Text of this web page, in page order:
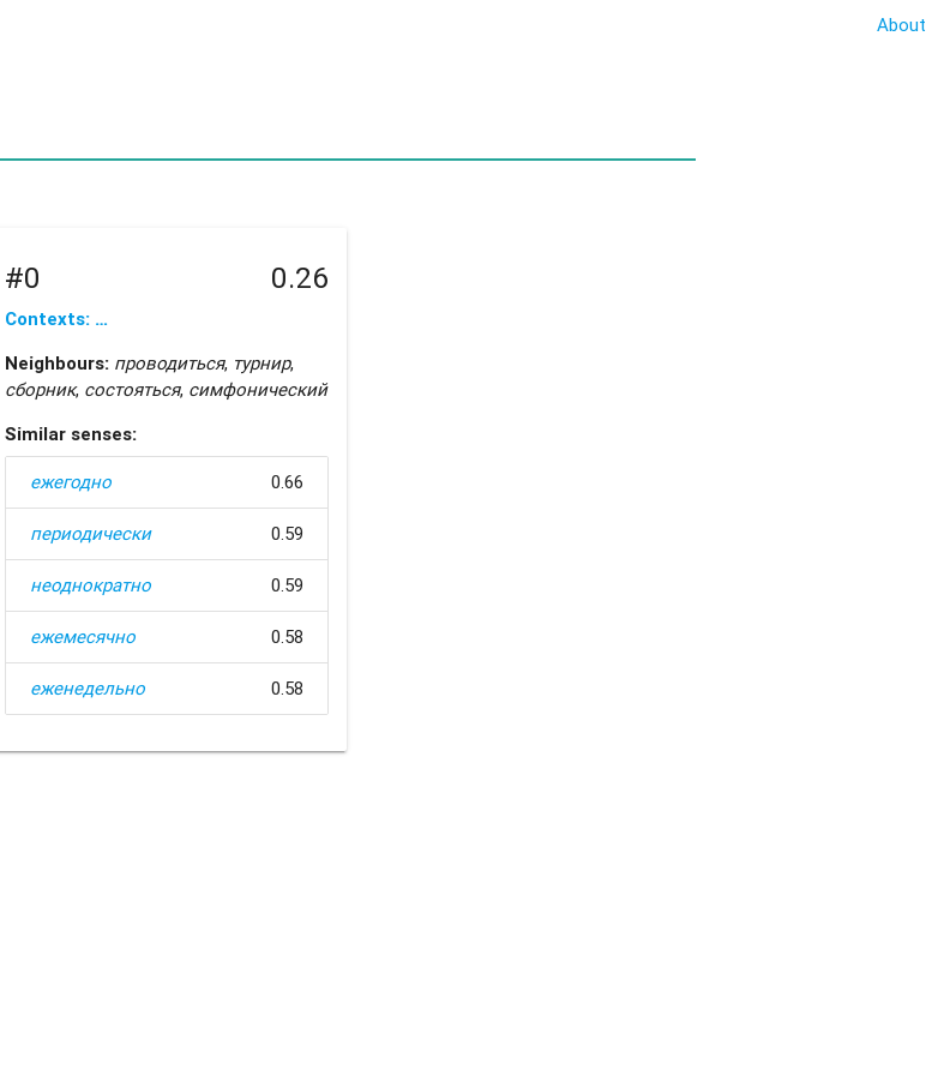
About
#0 0.26
Contexts: …
Neighbours: проводиться, турнир,
сборник, состояться, симфонический
Similar senses:
ежегодно 0.66
периодически 0.59
неоднократно 0.59
ежемесячно 0.58
еженедельно 0.58